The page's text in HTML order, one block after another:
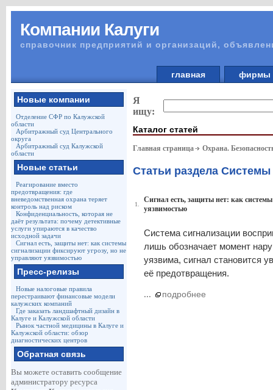
Компании Калуги
справочник предприятий и организаций,
главная
Новые компании
Отделение СФР по Калужской
области
Арбитражный суд Центрального
округа
Арбитражный суд Калужской
области
Новые статьи
Реагирование вместо
предотвращения: где
вневедомственная охрана теряет
контроль над риском
Конфиденциальность, которая не
даёт результата: почему детективные
услуги упираются в качество
исходной задачи
Сигнал есть, защиты нет: как системы
сигнализации фиксируют угрозу, но не
управляют уязвимостью
Пресс-релизы
Новые налоговые правила
перестраивают финансовые модели
калужских компаний
Где заказать ландшафтный дизайн в
Калуге и Калужской области
Рынок частной медицины в Калуге и
Калужской области: обзор
диагностических центров
Обратная связь
Вы можете оставить сообщение
администратору ресурса
Я
ищу:
Каталог статей
Главная страница Охрана.
Статьи раздела
1.
Сигнал есть, защиты нет: как
уязвимостью
Система сигнализации
лишь обозначает момент
уязвима, сигнал становится
её предотвращения.
... подробнее